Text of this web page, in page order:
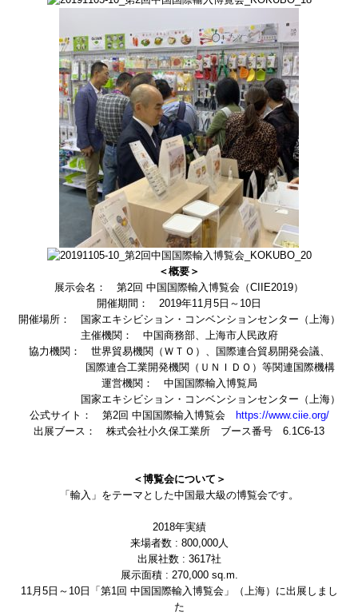
＜概要＞
展示会名： 第2回 中国国際輸入博覧会（CIIE2019）
開催期間： 2019年11月5日～10日
開催場所： 国家エキシビション・コンベンションセンター（上海）
主催機関： 中国商務部、上海市人民政府
協力機関： 世界貿易機関（ＷＴＯ）、国際連合貿易開発会議、
国際連合工業開発機関（ＵＮＩＤＯ）等関連国際機構
運営機関： 中国国際輸入博覧局
国家エキシビション・コンベンションセンター（上海）
公式サイト： 第2回 中国国際輸入博覧会
https://www.ciie.org/
出展ブース： 株式会社小久保工業所 ブース番号 6.1C6-13
＜博覧会について＞
「輸入」をテーマとした中国最大級の博覧会です。
2018年実績
来場者数 : 800,000人
出展社数 : 3617社
展示面積 : 270,000 sq.m.
11月5日～10日「第1回 中国国際輸入博覧会」（上海）に出展しまし
た